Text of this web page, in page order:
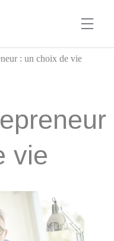
: un choix de vie
vie